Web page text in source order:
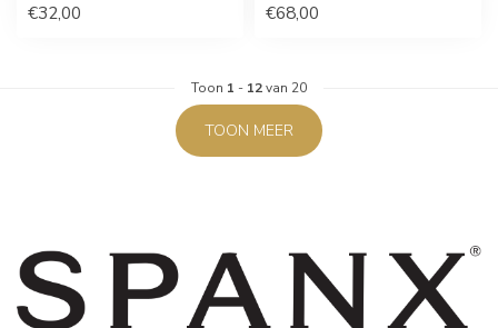
€32,00 €68,00
Toon 1 - 12van 20
TOON MEER